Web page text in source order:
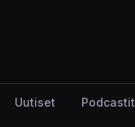
Uutiset Podcastit